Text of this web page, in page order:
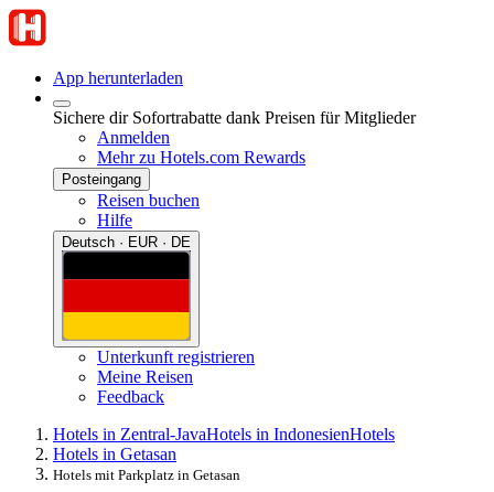
App herunterladen
Sichere dir Sofortrabatte dank Preisen für Mitglieder
Anmelden
Mehr zu Hotels.com Rewards
Posteingang
Reisen buchen
Hilfe
Deutsch · EUR · DE
Unterkunft registrieren
Meine Reisen
Feedback
Hotels in Zentral-JavaHotels in IndonesienHotels
Hotels in Getasan
Hotels mit Parkplatz in Getasan